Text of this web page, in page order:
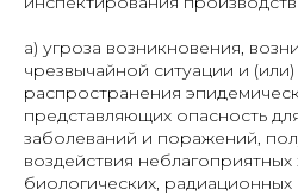
а) угроза возникновения,
чрезвычайной ситуации и
распространения
представляющих опасность
заболеваний и поражений,
воздействия неблагоприятных
биологических, радиационных